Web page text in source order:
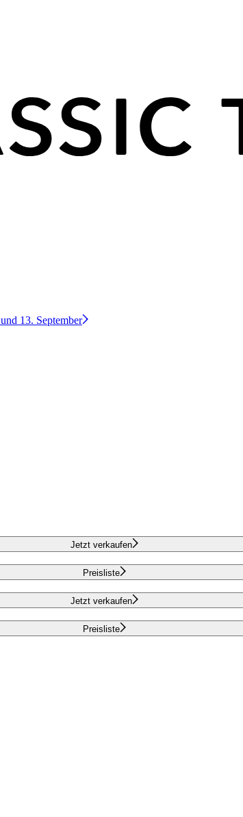
13. September
Jetzt verkaufen
Preisliste
Jetzt verkaufen
Preisliste